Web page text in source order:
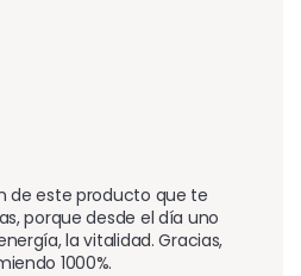
de este producto que te
porque desde el día uno
la vitalidad. Gracias,
1000%.